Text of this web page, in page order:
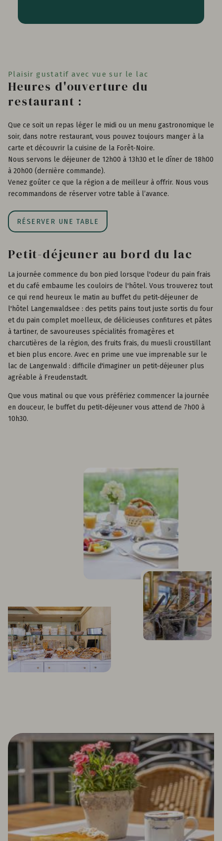
Plaisir gustatif avec vue sur le lac
Heures d'ouverture du
restaurant :
Que ce soit un repas léger le midi ou un menu gastronomique le
soir, dans notre restaurant, vous pouvez toujours manger à la
carte et découvrir la cuisine de la Forêt-Noire.
Nous servons le déjeuner de 12h00 à 13h30 et le dîner de 18h00
à 20h00 (dernière commande).
Venez goûter ce que la région a de meilleur à offrir. Nous vous
recommandons de réserver votre table à l’avance.
RÉSERVER UNE TABLE
Petit-déjeuner au bord du lac
La journée commence du bon pied lorsque l'odeur du pain frais
et du café embaume les couloirs de l'hôtel. Vous trouverez tout
ce qui rend heureux le matin au buffet du petit-déjeuner de
l'hôtel Langenwaldsee : des petits pains tout juste sortis du four
et du pain complet moelleux, de délicieuses confitures et pâtes
à tartiner, de savoureuses spécialités fromagères et
charcutières de la région, des fruits frais, du muesli croustillant
et bien plus encore. Avec en prime une vue imprenable sur le
lac de Langenwald : difficile d'imaginer un petit-déjeuner plus
agréable à Freudenstadt.
Que vous matinal ou que vous préfériez commencer la journée
en douceur, le buffet du petit-déjeuner vous attend de 7h00 à
10h30.